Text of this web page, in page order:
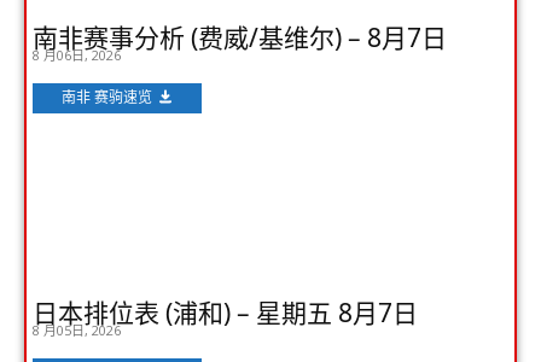
南非赛事分析 (费威/基维尔) – 8月7日
8 月06日, 2026
南非 赛驹速览
日本排位表 (浦和) – 星期五 8月7日
8 月05日, 2026